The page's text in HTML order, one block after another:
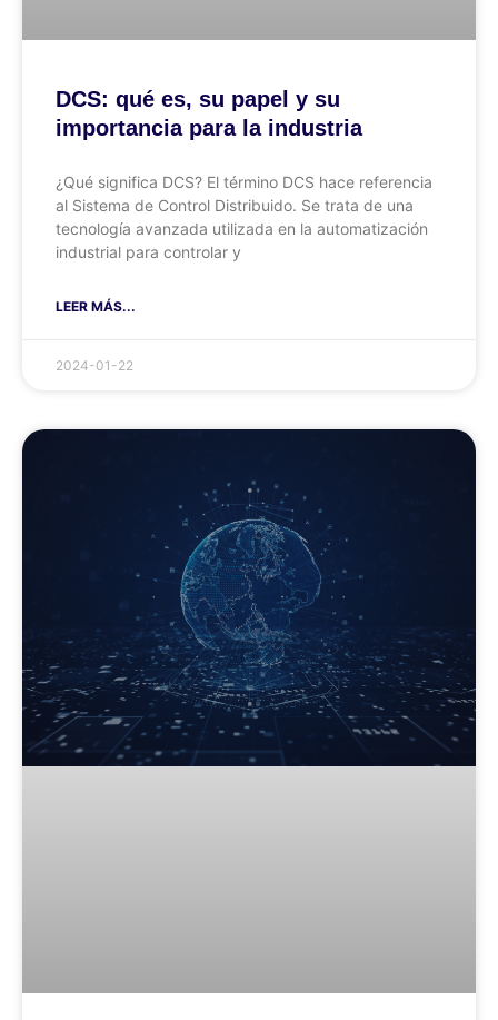
DCS: qué es, su papel y su
importancia para la industria
¿Qué significa DCS? El término DCS hace referencia
al Sistema de Control Distribuido. Se trata de una
tecnología avanzada utilizada en la automatización
industrial para controlar y
LEER MÁS...
2024-01-22